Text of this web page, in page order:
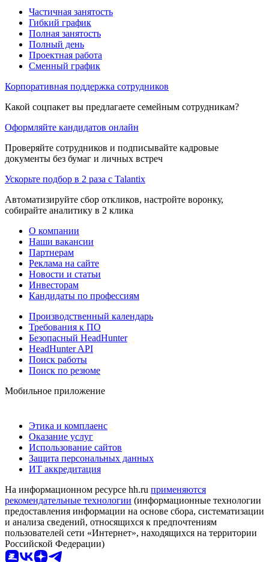
Частичная занятость
Гибкий график
Полная занятость
Полный день
Проектная работа
Сменный график
Корпоративная поддержка сотрудников
Какой соцпакет вы предлагаете семейным сотрудникам?
Оформляйте кандидатов онлайн
Проверяйте сотрудников и подписывайте кадровые
документы без бумаг и личных встреч
Ускорьте подбор в 2 раза с Talantix
Автоматизируйте сбор откликов, настройте воронку,
собирайте аналитику в 2 клика
О компании
Наши вакансии
Партнерам
Реклама на сайте
Новости и статьи
Инвесторам
Кандидаты по профессиям
Производственный календарь
Требования к ПО
Безопасный HeadHunter
HeadHunter API
Поиск работы
Поиск по резюме
Мобильное приложение
Этика и комплаенс
Оказание услуг
Использование сайтов
Защита персональных данных
ИТ аккредитация
На информационном ресурсе hh.ru применяются
рекомендательные технологии (информационные технологии
предоставления информации на основе сбора, систематизации
и анализа сведений, относящихся к предпочтениям
пользователей сети «Интернет», находящихся на территории
Российской Федерации)